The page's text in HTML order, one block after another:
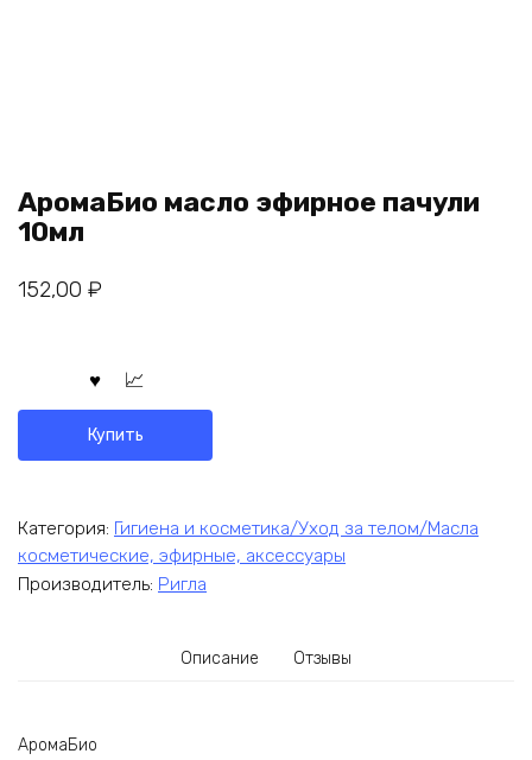
АромаБио масло эфирное пачули
10мл
152,00 ₽
Купить
Категория: Гигиена и косметика/Уход за телом/Масла
косметические, эфирные, аксессуары
Производитель: Ригла
Описание Отзывы
АромаБио